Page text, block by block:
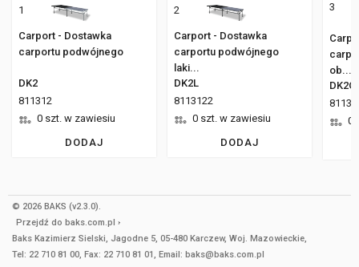
1
Carport - Dostawka
carportu podwójnego
DK2
811312
0 szt. w zawiesiu
DODAJ
2
Carport - Dostawka
carportu podwójnego
laki...
DK2L
8113122
0 szt. w zawiesiu
DODAJ
3
ob...
DK2O
0
© 2026 BAKS (v2.3.0).
Przejdź do baks.com.pl
Baks Kazimierz Sielski, Jagodne 5, 05-480 Karczew, Woj. Mazowieckie,
Tel: 22 710 81 00, Fax: 22 710 81 01, Email: baks@baks.com.pl